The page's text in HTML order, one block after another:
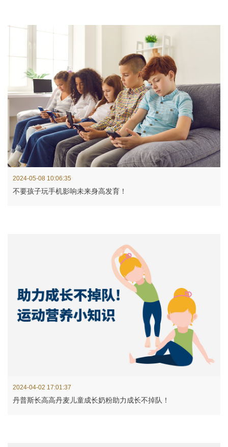
2024-05-08 10:06:35
不要孩子玩手机影响未来身高发育！
2024-04-02 17:01:37
丹普斯长高高丹麦儿童成长奶粉助力成长不掉队！